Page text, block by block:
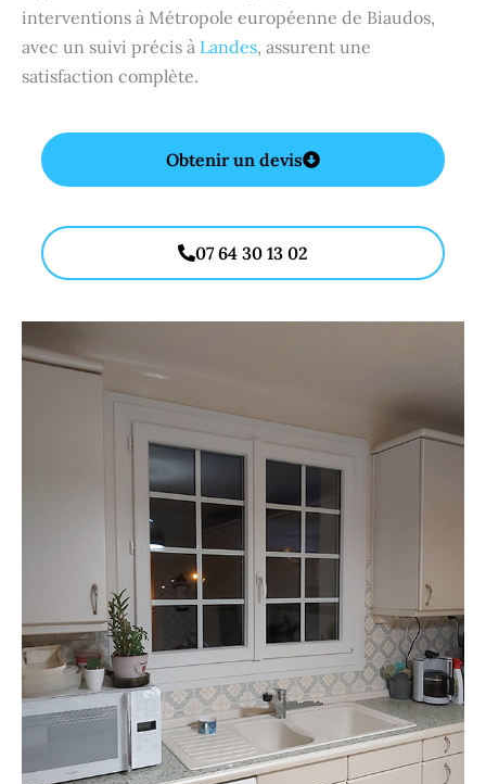
interventions à Métropole européenne de Biaudos,
avec un suivi précis à Landes, assurent une
satisfaction complète.
Obtenir un devis
07 64 30 13 02